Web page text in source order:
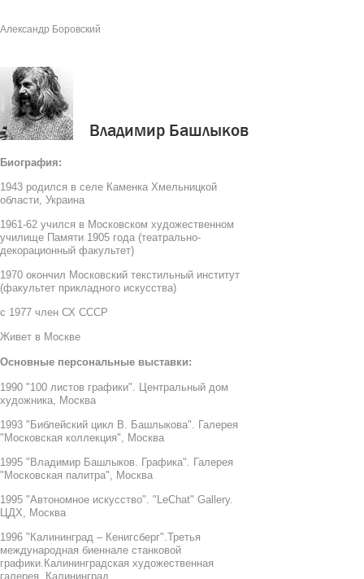
Александр Боровский
Владимир Башлыков
Биография:
1943 родился в селе Каменка Хмельницкой
области, Украина
1961-62 учился в Московском художественном
училище Памяти 1905 года (театрально-
декорационный факультет)
1970 окончил Московский текстильный институт
(факультет прикладного искусства)
с 1977 член СХ СССР
Живет в Москве
Основные персональные выставки:
1990 "100 листов графики". Центральный дом
художника, Москва
1993 "Библейский цикл В. Башлыкова". Галерея
"Московская коллекция", Москва
1995 "Владимир Башлыков. Графика". Галерея
"Московская палитра", Москва
1995 "Автономное искусство". "LeChat" Gallery.
ЦДХ, Москва
1996 "Калининград – Кенигсберг".Третья
международная биеннале станковой
графики.Калининградская художественная
галерея, Калининград